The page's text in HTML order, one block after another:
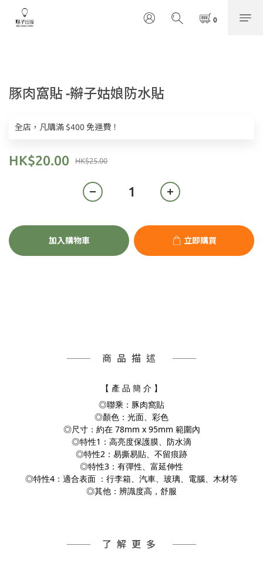
豚肉窩貼 -辮子姑娘防水貼
全店，凡購滿 $400 免運費！
HK$25.00
HK$20.00
加入購物車 立即購買
商品描述
【 產 品 簡 介 】
◎聯乘：豚肉窩貼
◎顏色：光面、彩色
◎尺寸：約在 78mm x 95mm 範圍內
◎特性1：高亮度保護膜、防水滴
◎特性2：易撕易貼、不留痕跡
◎特性3：有彈性、富延伸性
◎特性4：適合表面 ：行李箱、汽車、玻璃、電腦、 木材等
◎其他：辨識度高，舒服
了解更多